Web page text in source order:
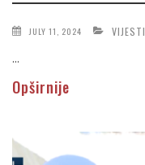
JULY 11, 2024 VIJESTI
...
Opširnije